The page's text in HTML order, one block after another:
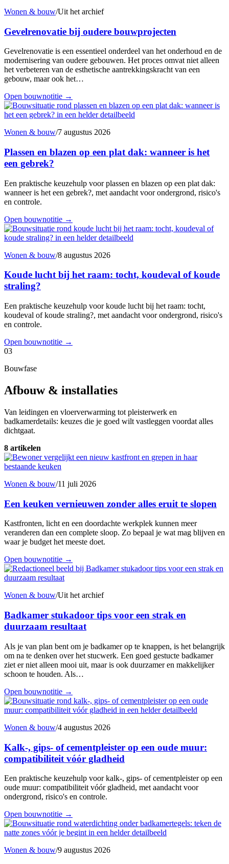
Wonen & bouw/Uit het archief
Gevelrenovatie bij oudere bouwprojecten
Gevelrenovatie is een essentieel onderdeel van het onderhoud en de
modernisering van oudere gebouwen. Het proces omvat niet alleen
het verbeteren van de esthetische aantrekkingskracht van een
gebouw, maar ook het…
Open bouwnotitie →
Wonen & bouw/7 augustus 2026
Plassen en blazen op een plat dak: wanneer is het
een gebrek?
Een praktische keuzehulp voor plassen en blazen op een plat dak:
wanneer is het een gebrek?, met aandacht voor ondergrond, risico's
en controle.
Open bouwnotitie →
Wonen & bouw/8 augustus 2026
Koude lucht bij het raam: tocht, koudeval of koude
straling?
Een praktische keuzehulp voor koude lucht bij het raam: tocht,
koudeval of koude straling?, met aandacht voor ondergrond, risico's
en controle.
Open bouwnotitie →
03
Bouwfase
Afbouw & installaties
Van leidingen en vloerverwarming tot pleisterwerk en
badkamerdetails: keuzes die je goed wilt vastleggen voordat alles
dichtgaat.
8 artikelen
Wonen & bouw/11 juli 2026
Een keuken vernieuwen zonder alles eruit te slopen
Kastfronten, licht en een doordachte werkplek kunnen meer
veranderen dan een complete sloop. Zo bepaal je wat mag blijven en
waar je budget het meeste doet.
Open bouwnotitie →
Wonen & bouw/Uit het archief
Badkamer stukadoor tips voor een strak en
duurzaam resultaat
Als je van plan bent om je badkamer op te knappen, is het belangrijk
om na te denken over het stucwerk. Een goed gestucte badkamer
ziet er niet alleen mooi uit, maar is ook duurzamer en makkelijker
schoon te houden. Als…
Open bouwnotitie →
Wonen & bouw/4 augustus 2026
Kalk-, gips- of cementpleister op een oude muur:
compatibiliteit vóór gladheid
Een praktische keuzehulp voor kalk-, gips- of cementpleister op een
oude muur: compatibiliteit vóór gladheid, met aandacht voor
ondergrond, risico's en controle.
Open bouwnotitie →
Wonen & bouw/9 augustus 2026